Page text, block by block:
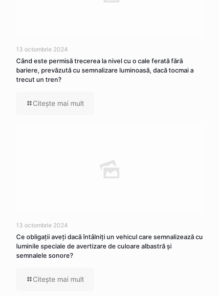
13 octombrie 2024
Când este permisă trecerea la nivel cu o cale ferată fără
bariere, prevăzută cu semnalizare luminoasă, dacă tocmai a
trecut un tren?
Citeşte mai mult
13 octombrie 2024
Ce obligaţii aveţi dacă întâlniţi un vehicul care semnalizează cu
luminile speciale de avertizare de culoare albastră şi
semnalele sonore?
Citeşte mai mult